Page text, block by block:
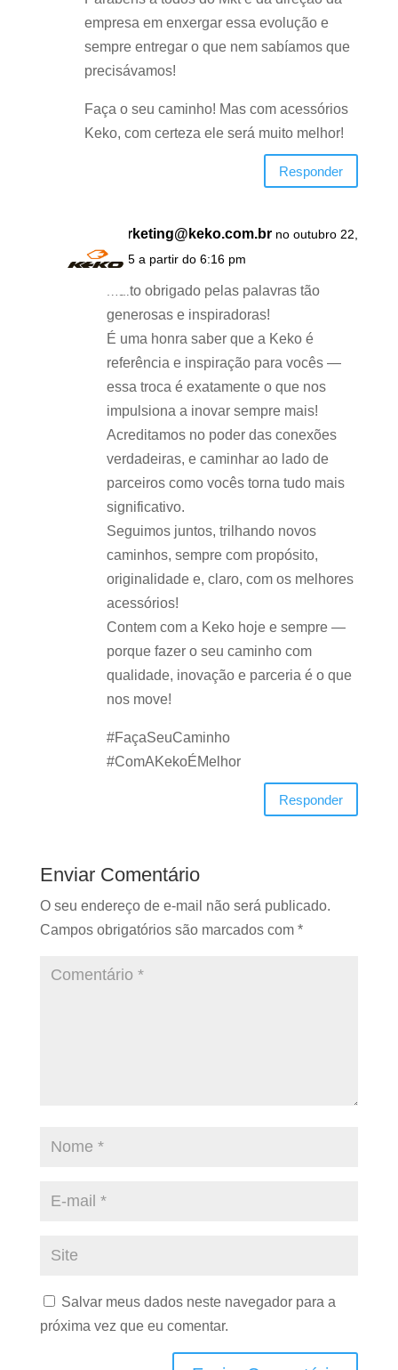
empresa em enxergar essa evolução e
sempre entregar o que nem sabíamos que
precisávamos!
Faça o seu caminho! Mas com acessórios
Keko, com certeza ele será muito melhor!
Responder
marketing@keko.com.br no outubro 22,
2025 a partir do 6:16 pm
Muito obrigado pelas palavras tão
generosas e inspiradoras!
É uma honra saber que a Keko é
referência e inspiração para vocês —
essa troca é exatamente o que nos
impulsiona a inovar sempre mais!
Acreditamos no poder das conexões
verdadeiras, e caminhar ao lado de
parceiros como vocês torna tudo mais
significativo.
Seguimos juntos, trilhando novos
caminhos, sempre com propósito,
originalidade e, claro, com os melhores
acessórios!
Contem com a Keko hoje e sempre —
porque fazer o seu caminho com
qualidade, inovação e parceria é o que
nos move!
#FaçaSeuCaminho
#ComAKekoÉMelhor
Responder
Enviar Comentário
O seu endereço de e-mail não será publicado.
Campos obrigatórios são marcados com *
Salvar meus dados neste navegador para a
próxima vez que eu comentar.